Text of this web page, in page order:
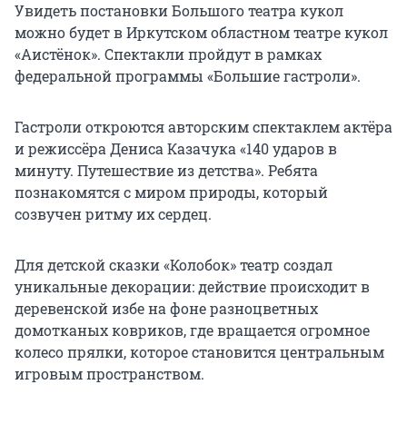
Увидеть постановки Большого театра кукол
можно будет в Иркутском областном театре кукол
«Аистёнок». Спектакли пройдут в рамках
федеральной программы «Большие гастроли».
Гастроли откроются авторским спектаклем актёра
и режиссёра Дениса Казачука «140 ударов в
минуту. Путешествие из детства». Ребята
познакомятся с миром природы, который
созвучен ритму их сердец.
Для детской сказки «Колобок» театр создал
уникальные декорации: действие происходит в
деревенской избе на фоне разноцветных
домотканых ковриков, где вращается огромное
колесо прялки, которое становится центральным
игровым пространством.